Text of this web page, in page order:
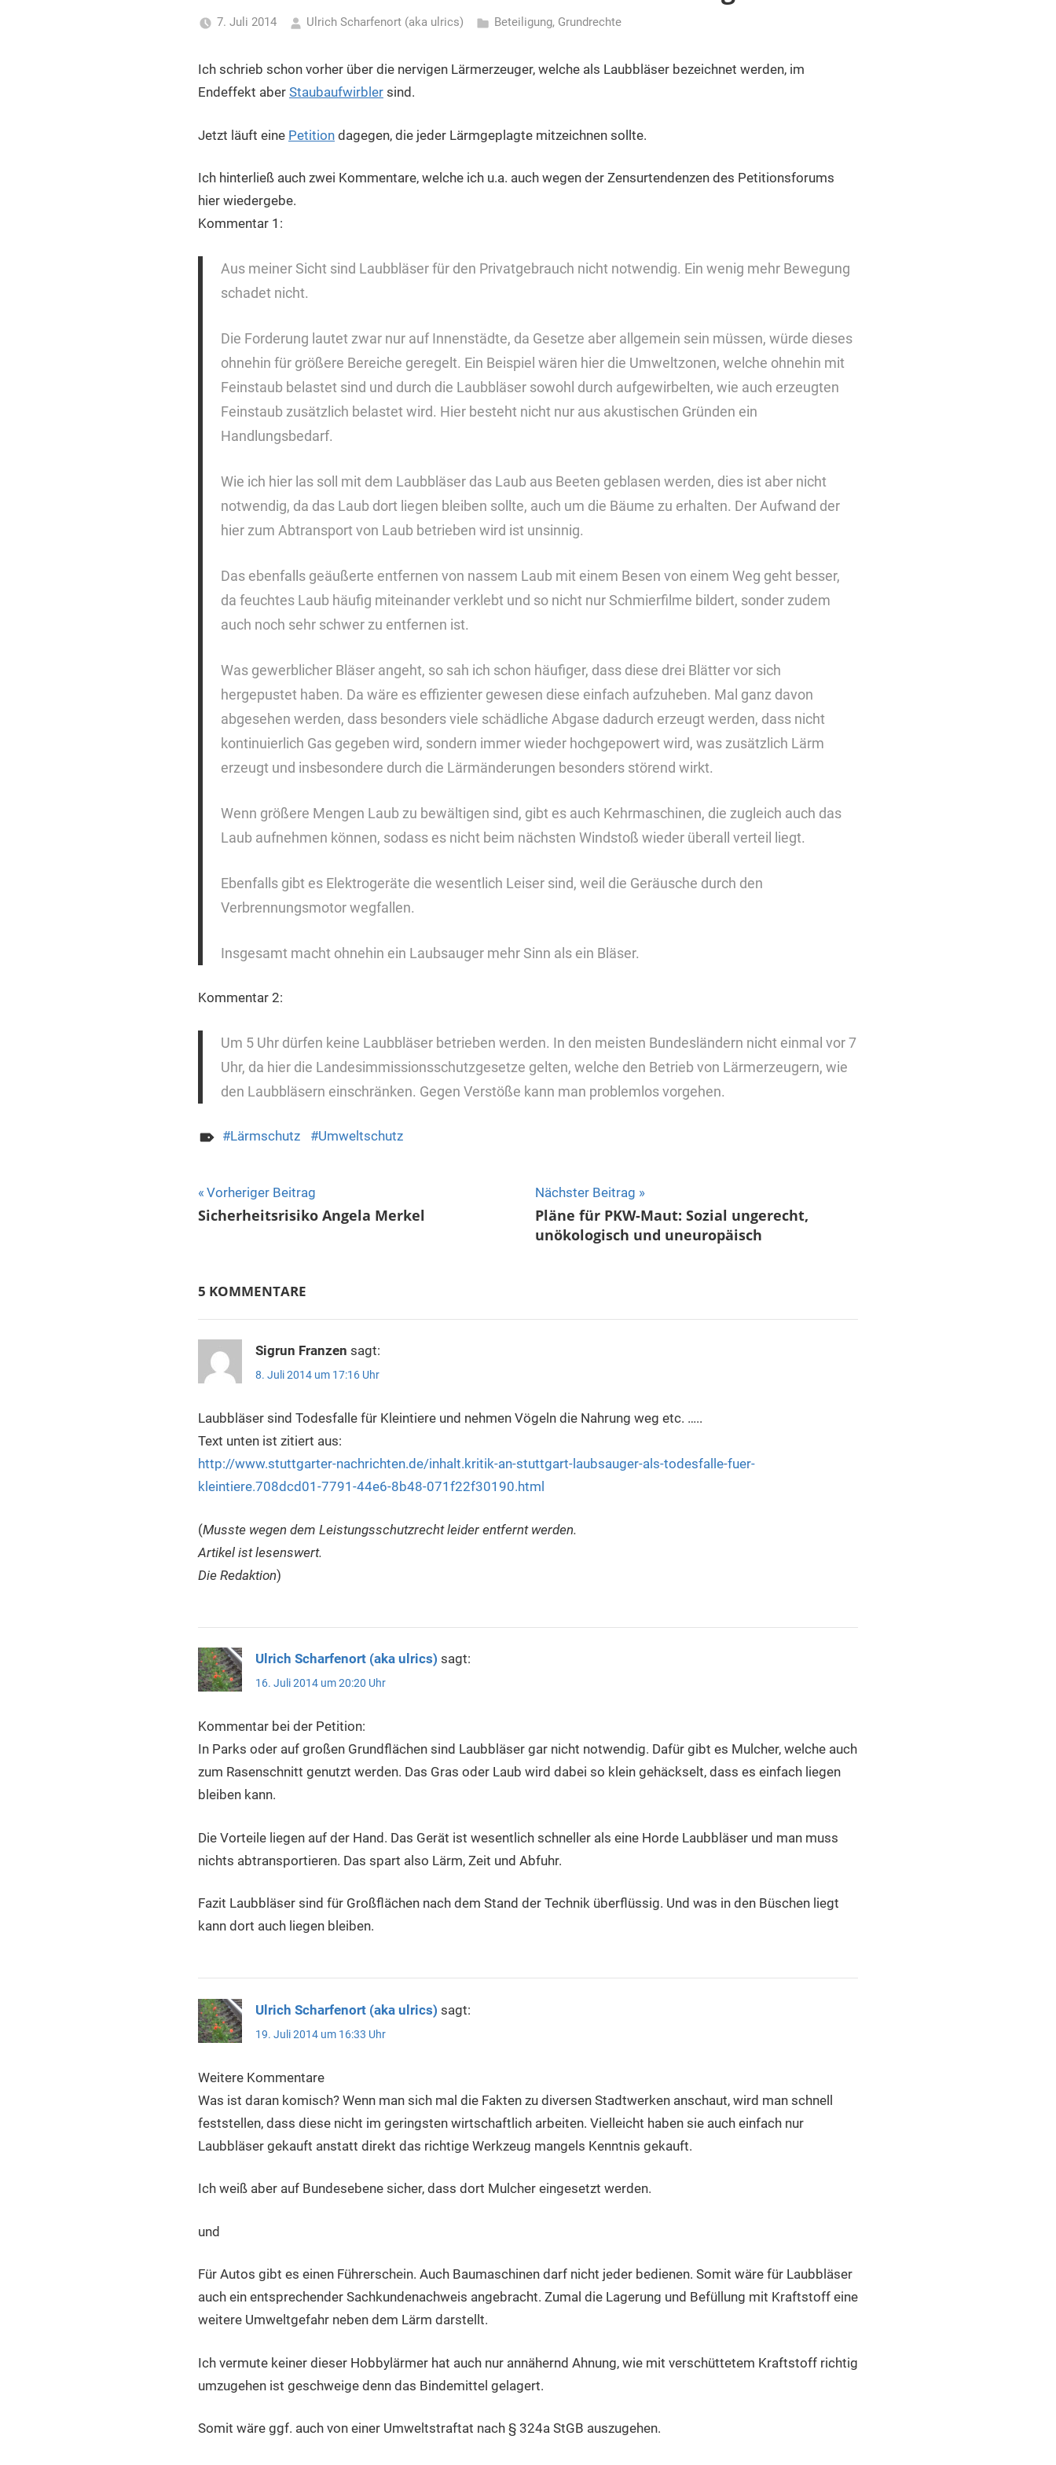
7. Juli 2014 Ulrich Scharfenort (aka ulrics) Beteiligung, Grundrechte
Ich schrieb schon vorher über die nervigen Lärmerzeuger, welche als Laubbläser bezeichnet werden, im
Endeffekt aber Staubaufwirbler sind.
Jetzt läuft eine Petition dagegen, die jeder Lärmgeplagte mitzeichnen sollte.
Ich hinterließ auch zwei Kommentare, welche ich u.a. auch wegen der Zensurtendenzen des Petitionsforums
hier wiedergebe.
Kommentar 1:
Aus meiner Sicht sind Laubbläser für den Privatgebrauch nicht notwendig. Ein wenig mehr Bewegung
schadet nicht.
Die Forderung lautet zwar nur auf Innenstädte, da Gesetze aber allgemein sein müssen, würde dieses
ohnehin für größere Bereiche geregelt. Ein Beispiel wären hier die Umweltzonen, welche ohnehin mit
Feinstaub belastet sind und durch die Laubbläser sowohl durch aufgewirbelten, wie auch erzeugten
Feinstaub zusätzlich belastet wird. Hier besteht nicht nur aus akustischen Gründen ein
Handlungsbedarf.
Wie ich hier las soll mit dem Laubbläser das Laub aus Beeten geblasen werden, dies ist aber nicht
notwendig, da das Laub dort liegen bleiben sollte, auch um die Bäume zu erhalten. Der Aufwand der
hier zum Abtransport von Laub betrieben wird ist unsinnig.
Das ebenfalls geäußerte entfernen von nassem Laub mit einem Besen von einem Weg geht besser,
da feuchtes Laub häufig miteinander verklebt und so nicht nur Schmierfilme bildert, sonder zudem
auch noch sehr schwer zu entfernen ist.
Was gewerblicher Bläser angeht, so sah ich schon häufiger, dass diese drei Blätter vor sich
hergepustet haben. Da wäre es effizienter gewesen diese einfach aufzuheben. Mal ganz davon
abgesehen werden, dass besonders viele schädliche Abgase dadurch erzeugt werden, dass nicht
kontinuierlich Gas gegeben wird, sondern immer wieder hochgepowert wird, was zusätzlich Lärm
erzeugt und insbesondere durch die Lärmänderungen besonders störend wirkt.
Wenn größere Mengen Laub zu bewältigen sind, gibt es auch Kehrmaschinen, die zugleich auch das
Laub aufnehmen können, sodass es nicht beim nächsten Windstoß wieder überall verteil liegt.
Ebenfalls gibt es Elektrogeräte die wesentlich Leiser sind, weil die Geräusche durch den
Verbrennungsmotor wegfallen.
Insgesamt macht ohnehin ein Laubsauger mehr Sinn als ein Bläser.
Kommentar 2:
Um 5 Uhr dürfen keine Laubbläser betrieben werden. In den meisten Bundesländern nicht einmal vor 7
Uhr, da hier die Landesimmissionsschutzgesetze gelten, welche den Betrieb von Lärmerzeugern, wie
den Laubbläsern einschränken. Gegen Verstöße kann man problemlos vorgehen.
Lärmschutz Umweltschutz
Beitragsnavigation
Vorheriger Beitrag
Sicherheitsrisiko Angela Merkel
Nächster Beitrag
Pläne für PKW-Maut: Sozial ungerecht,
unökologisch und uneuropäisch
5 KOMMENTARE
Sigrun Franzen sagt:
8. Juli 2014 um 17:16 Uhr
Laubbläser sind Todesfalle für Kleintiere und nehmen Vögeln die Nahrung weg etc. …..
Text unten ist zitiert aus:
http://www.stuttgarter-nachrichten.de/inhalt.kritik-an-stuttgart-laubsauger-als-todesfalle-fuer-
kleintiere.708dcd01-7791-44e6-8b48-071f22f30190.html
(Musste wegen dem Leistungsschutzrecht leider entfernt werden.
Artikel ist lesenswert.
Die Redaktion)
Ulrich Scharfenort (aka ulrics) sagt:
16. Juli 2014 um 20:20 Uhr
Kommentar bei der Petition:
In Parks oder auf großen Grundflächen sind Laubbläser gar nicht notwendig. Dafür gibt es Mulcher, welche auch
zum Rasenschnitt genutzt werden. Das Gras oder Laub wird dabei so klein gehäckselt, dass es einfach liegen
bleiben kann.
Die Vorteile liegen auf der Hand. Das Gerät ist wesentlich schneller als eine Horde Laubbläser und man muss
nichts abtransportieren. Das spart also Lärm, Zeit und Abfuhr.
Fazit Laubbläser sind für Großflächen nach dem Stand der Technik überflüssig. Und was in den Büschen liegt
kann dort auch liegen bleiben.
Ulrich Scharfenort (aka ulrics) sagt:
19. Juli 2014 um 16:33 Uhr
Weitere Kommentare
Was ist daran komisch? Wenn man sich mal die Fakten zu diversen Stadtwerken anschaut, wird man schnell
feststellen, dass diese nicht im geringsten wirtschaftlich arbeiten. Vielleicht haben sie auch einfach nur
Laubbläser gekauft anstatt direkt das richtige Werkzeug mangels Kenntnis gekauft.
Ich weiß aber auf Bundesebene sicher, dass dort Mulcher eingesetzt werden.
und
Für Autos gibt es einen Führerschein. Auch Baumaschinen darf nicht jeder bedienen. Somit wäre für Laubbläser
auch ein entsprechender Sachkundenachweis angebracht. Zumal die Lagerung und Befüllung mit Kraftstoff eine
weitere Umweltgefahr neben dem Lärm darstellt.
Ich vermute keiner dieser Hobbylärmer hat auch nur annähernd Ahnung, wie mit verschüttetem Kraftstoff richtig
umzugehen ist geschweige denn das Bindemittel gelagert.
Somit wäre ggf. auch von einer Umweltstraftat nach § 324a StGB auszugehen.